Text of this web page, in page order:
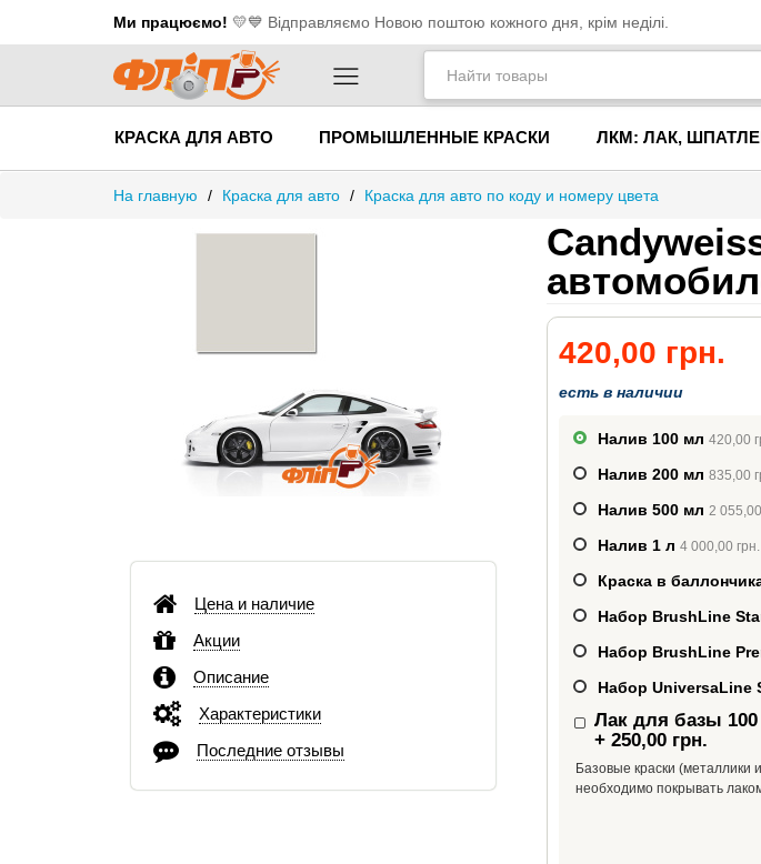
Ми працюємо! 💛​💙 Відправляємо Новою поштою кожного дня, крім неділі.
КРАСКА ДЛЯ АВТО ПРОМЫШЛЕННЫЕ КРАСКИ ЛКМ: ЛАК,
На главную / Краска для авто / Краска для авто по коду и номеру цвета
Цена и наличие
Акции
Описание
Характеристики
Последние отзывы
420,00 грн.
есть в наличии
Налив 100 мл 420,00
Налив 200 мл 835,00
Налив 500 мл 2
Налив 1 л 4 000,00 грн.
Краска в
Набор BrushLine
Набор BrushLine
Набор UniversaLine
Лак для базы
+ 250,00 грн.
Базовые краски (металлики
необходимо покрывать
необходимо больше лака,